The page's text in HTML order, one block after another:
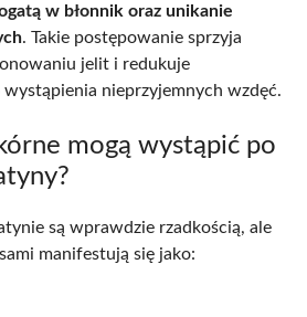
w błonnik oraz unikanie
. Takie postępowanie sprzyja
jelit i redukuje
nieprzyjemnych wzdęć.
mogą wystąpić po
są wprawdzie rzadkością, ale
manifestują się jako: